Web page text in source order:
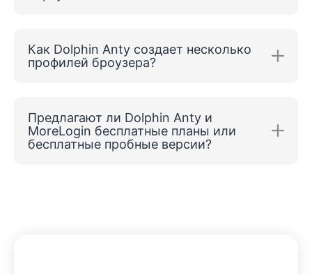
Как Dolphin Anty создает несколько
профилей броузера?
Предлагают ли Dolphin Anty и
MoreLogin бесплатные планы или
бесплатные пробные версии?